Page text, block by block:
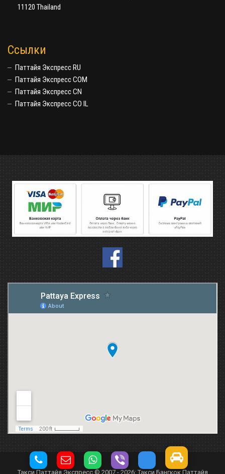
11120 Thailand
Ссылки
Паттайя Экспресс RU
Паттайя Экспресс COM
Паттайя Экспресс CN
Паттайя Экспресс CO IL
Такси Паттайя Экспресс © 2007 - 2026: Такси Бангкок Паттайя